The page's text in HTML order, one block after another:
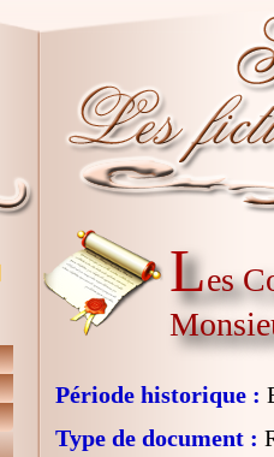
Les
Période historique :
Type de document :